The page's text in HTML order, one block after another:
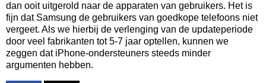
dan ooit uitgerold naar de apparaten van gebruikers. Het is
fijn dat Samsung de gebruikers van goedkope telefoons niet
vergeet. Als we hierbij de verlenging van de updateperiode
door veel fabrikanten tot 5-7 jaar optellen, kunnen we
zeggen dat iPhone-ondersteuners steeds minder
argumenten hebben.